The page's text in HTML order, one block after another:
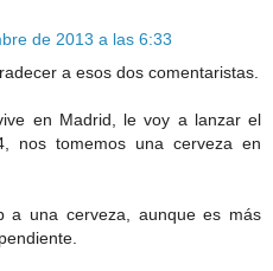
de 2013 a las 6:33
a esos dos comentaristas.
en Madrid, le voy a lanzar el
nos tomemos una cerveza en
a una cerveza, aunque es más